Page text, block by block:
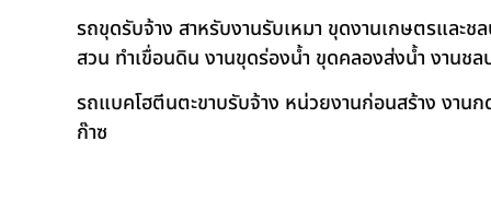
รถขุดรับจ้าง สาหรับงานรับเหมา ขุดงานเกษตรและ
สวน ทำเขื่อนดิน งานขุดร่องน้ำ ขุดคลองส่งน้ำ งานช
รถแบคโฮตีนตะขาบรับจ้าง หน่วยงานก่อนสร้าง งาน
ก๊าซ